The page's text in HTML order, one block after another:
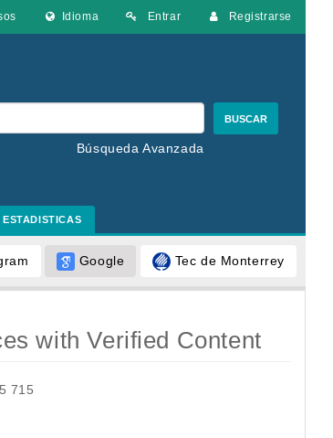
Entrar Registrarse
Idioma
BUSCAR
Búsqueda Avanzada
ESTADISTICAS
Google Tec de Monterrey
with Verified Content
715